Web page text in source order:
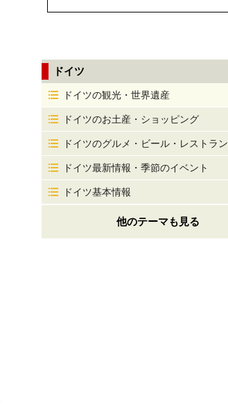
ドイツ
ドイツの観光・世界遺産
ドイツのお土産・ショッピング
ドイツのグルメ・ビール・レストラン
ドイツ最新情報・季節のイベント
ドイツ基本情報
他のテーマも見る